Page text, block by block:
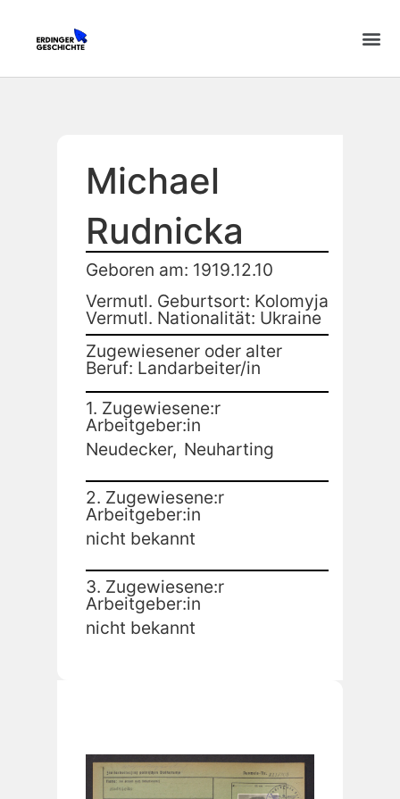
Michael
Rudnicka
Geboren am: 1919.12.10
Vermutl. Geburtsort: Kolomyja
Vermutl. Nationalität: Ukraine
Zugewiesener oder alter
Beruf: Landarbeiter/in
1. Zugewiesene:r
Arbeitgeber:in
Neudecker, Neuharting
2. Zugewiesene:r
Arbeitgeber:in
nicht bekannt
3. Zugewiesene:r
Arbeitgeber:in
nicht bekannt